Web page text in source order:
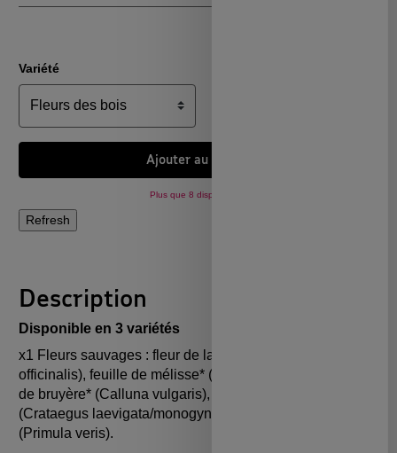
Variété
Ajouter au panier
Plus que 8 disponibles !
Description
Disponible en 3 variétés
x1 Fleurs sauvages : fleur de lavande* (Lavandula
officinalis), feuille de mélisse* (Melissa officinalis), fleur
de bruyère* (Calluna vulgaris), fleur d'aubépine*
(Crataegus laevigata/monogyna), fleur de primevère*
(Primula veris).